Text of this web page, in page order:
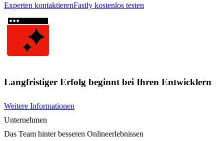
Experten kontaktierenFastly kostenlos testen
Langfristiger Erfolg beginnt bei Ihren Entwicklern
Weitere Informationen
Unternehmen
Das Team hinter besseren Onlineerlebnissen